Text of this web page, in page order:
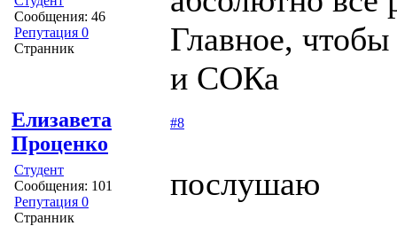
Сообщения: 46
Репутация 0
Странник
Главное,
и СОКа
Елизавета
Проценко
Студент
Сообщения: 101
Репутация 0
Странник
#8
послушаю